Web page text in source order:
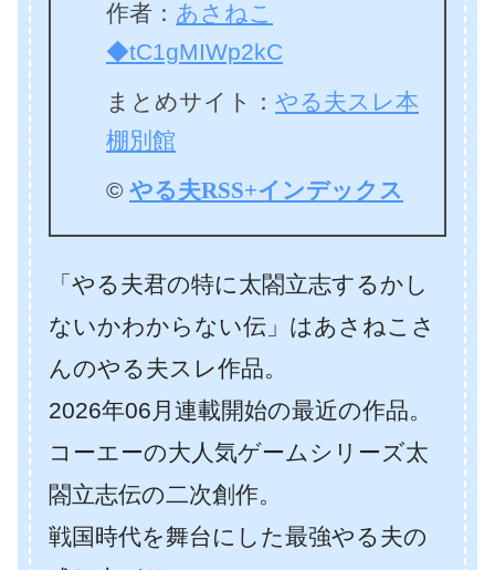
作者： あさねこ
◆tC1gMIWp2kC
まとめサイト： やる夫スレ本
棚別館
© やる夫RSS+インデックス
「やる夫君の特に太閤立志するかし
ないかわからない伝」はあさねこさ
んのやる夫スレ作品。
2026年06月連載開始の最近の作品。
コーエーの大人気ゲームシリーズ太
閤立志伝の二次創作。
戦国時代を舞台にした最強やる夫の